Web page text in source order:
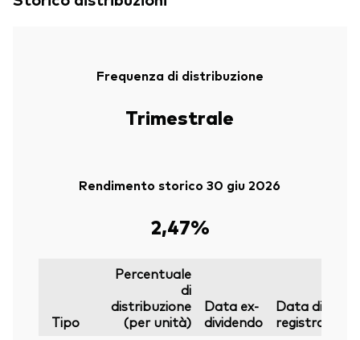
Frequenza di distribuzione
Trimestrale
Rendimento storico 30 giu 2026
2,47%
Tipo
Percentuale
di
distribuzione
(per unità)
Data ex-
dividendo
Data di
registrazione